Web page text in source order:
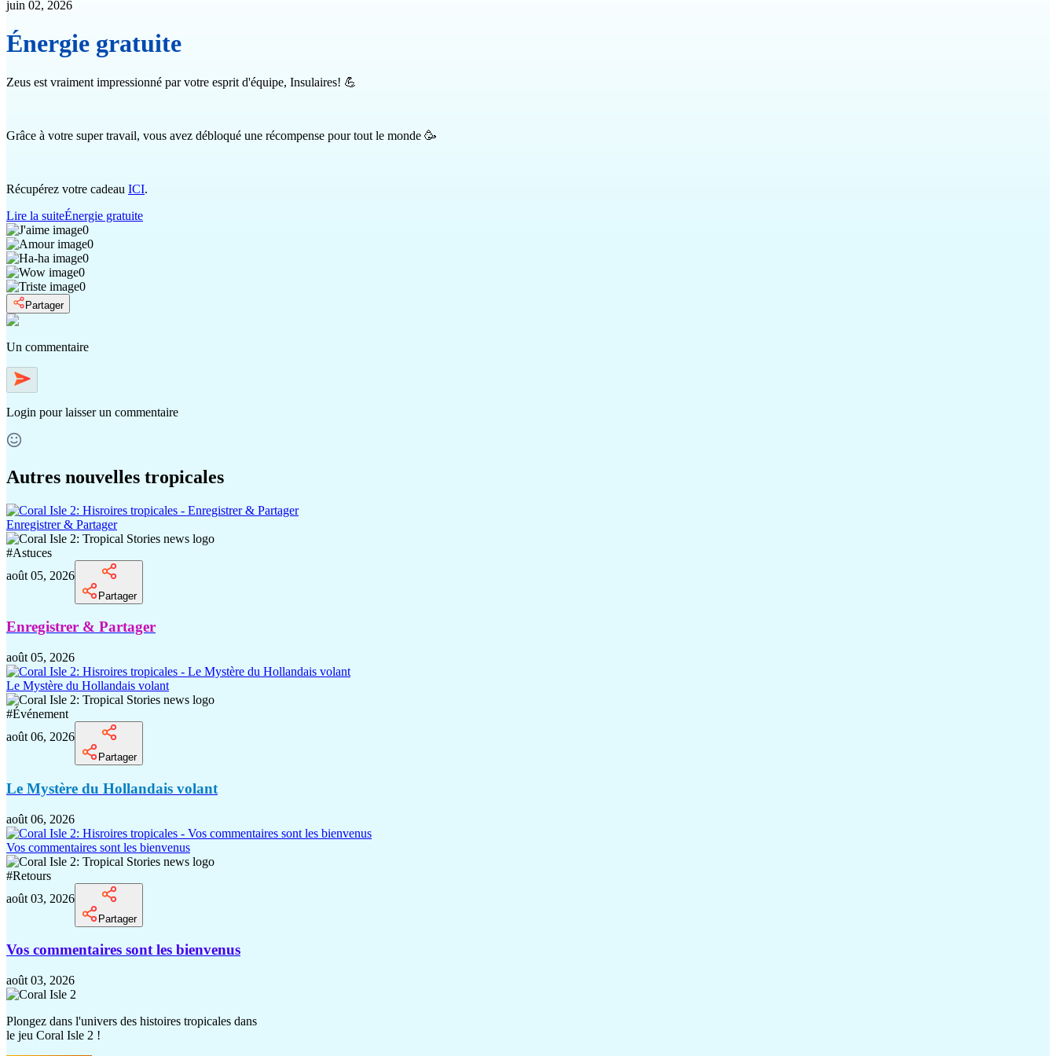
juin 02, 2026
Énergie gratuite
Zeus est vraiment impressionné par votre esprit d'équipe, Insulaires! 💪
Grâce à votre super travail, vous avez débloqué une récompense pour tout le monde 🥳
Récupérez votre cadeau ICI.
Lire la suiteÉnergie gratuite
0
0
0
0
0
Partager
Un commentaire
Login pour laisser un commentaire
Autres nouvelles tropicales
Enregistrer & Partager
#Astuces
août 05, 2026
Partager
Enregistrer & Partager
août 05, 2026
Le Mystère du Hollandais volant
#Événement
août 06, 2026
Partager
Le Mystère du Hollandais volant
août 06, 2026
Vos commentaires sont les bienvenus
#Retours
août 03, 2026
Partager
Vos commentaires sont les bienvenus
août 03, 2026
Plongez dans l'univers des histoires tropicales dans
le jeu Coral Isle 2 !